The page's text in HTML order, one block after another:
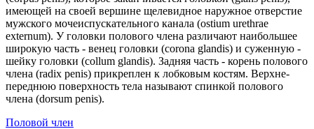
имеющей на своей вершине щелевидное наружное отверстие
мужского мочеиспускательного канала (ostium urethrae
externum). У головки полового члена различают наибольшее
широкую часть - венец головки (corona glandis) и суженную -
шейку головки (collum glandis). Задняя часть - корень полового
члена (radix penis) прикреплен к лобковым костям. Верхне-
переднюю поверхность тела называют спинкой полового
члена (dorsum penis).
Половой член